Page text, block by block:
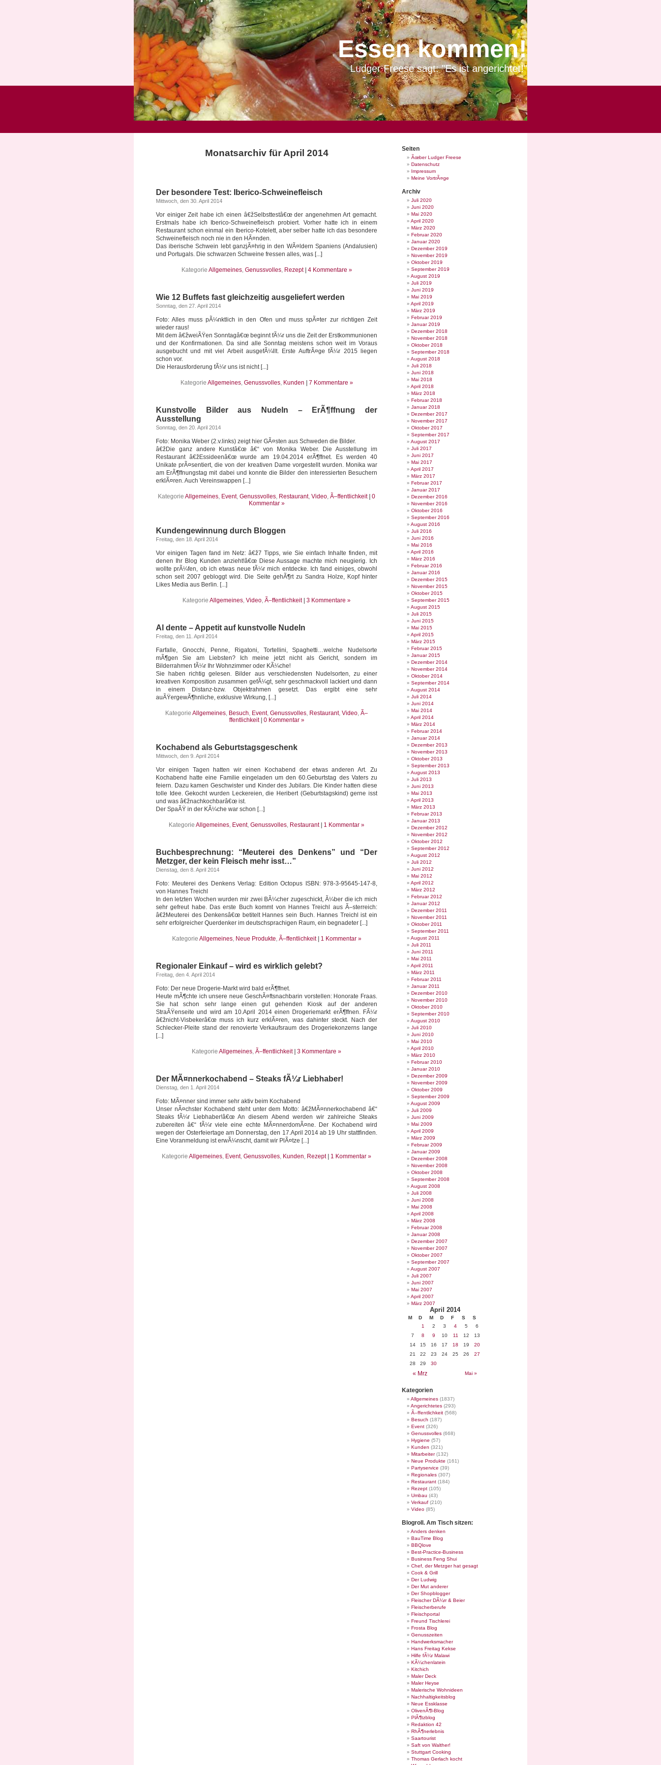
Essen kommen!
Ludger Freese sagt: "Es ist angerichtet!"
Monatsarchiv für April 2014
Der besondere Test: Iberico-Schweinefleisch
Mittwoch, den 30. April 2014
Vor einiger Zeit habe ich einen â€žSelbsttestâ€œ der angenehmen Art gemacht.
Erstmals habe ich Iberico-Schweinefleisch probiert. Vorher hatte ich in einem
Restaurant schon einmal ein Iberico-Kotelett, aber selber hatte ich das besondere
Schweinefleisch noch nie in den HÃ¤nden.
Das iberische Schwein lebt ganzjÃ¤hrig in den WÃ¤ldern Spaniens (Andalusien)
und Portugals. Die schwarzen Schweine fressen alles, was [...]
Kategorie Allgemeines, Genussvolles, Rezept 4 Kommentare »
Wie 12 Buffets fast gleichzeitig ausgeliefert werden
Sonntag, den 27. April 2014
Foto: Alles muss pÃ¼nktlich in den Ofen und muss spÃ¤ter zur richtigen Zeit
wieder raus!
Mit dem â€žweiÃŸen Sonntagâ€œ beginnt fÃ¼r uns die Zeit der Erstkommunionen
und der Konfirmationen. Da sind alle Sonntag meistens schon weit im Voraus
ausgebucht und mit viel Arbeit ausgefÃ¼llt. Erste AuftrÃ¤ge fÃ¼r 2015 liegen
schon vor.
Die Herausforderung fÃ¼r uns ist nicht [...]
Kategorie Allgemeines, Genussvolles, Kunden 7 Kommentare »
Kunstvolle Bilder aus Nudeln – ErÃ¶ffnung der
Ausstellung
Sonntag, den 20. April 2014
Foto: Monika Weber (2.v.links) zeigt hier GÃ¤sten aus Schweden die Bilder.
â€žDie ganz andere Kunstâ€œ â€“ von Monika Weber. Die Ausstellung im
Restaurant â€žEssideenâ€œ wurde am 19.04.2014 erÃ¶ffnet. Es werden 40
Unikate prÃ¤sentiert, die von der kreativen Dame vorgestellt wurden. Monika war
am ErÃ¶ffnungstag mit dabei und konnte die Bilder den interessierten Besuchern
erklÃ¤ren. Auch Vereinswappen [...]
Kategorie Allgemeines, Event, Genussvolles, Restaurant, Video, Ã–ffentlichkeit
0
Kommentar »
Kundengewinnung durch Bloggen
Freitag, den 18. April 2014
Vor einigen Tagen fand im Netz: â€ž7 Tipps, wie Sie einfach Inhalte finden, mit
denen Ihr Blog Kunden anzieht!â€œ Diese Aussage machte mich neugierig. Ich
wollte prÃ¼fen, ob ich etwas neue fÃ¼r mich entdecke. Ich fand einiges, obwohl
schon seit 2007 gebloggt wird. Die Seite gehÃ¶rt zu Sandra Holze, Kopf hinter
Likes Media aus Berlin. [...]
Kategorie Allgemeines, Video, Ã–ffentlichkeit 3 Kommentare »
Al dente – Appetit auf kunstvolle Nudeln
Freitag, den 11. April 2014
Farfalle, Gnocchi, Penne, Rigatoni, Tortellini, Spaghetti…welche Nudelsorte
mÃ¶gen Sie am Liebsten? Ich meine jetzt nicht als Gericht, sondern im
Bilderrahmen fÃ¼r Ihr Wohnzimmer oder KÃ¼che!
Sie haben richtig gelesen. Bilder aus verschiedensten Nudelsorten, zu einer
kreativen Komposition zusammen gefÃ¼gt, sehr geschmackvoll lackiert und dann
in einem Distanz-bzw. Objektrahmen gesetzt. Das ergibt eine sehr
auÃŸergewÃ¶hnliche, exklusive Wirkung, [...]
Kategorie Allgemeines, Besuch, Event, Genussvolles, Restaurant, Video, Ã–
ffentlichkeit
0 Kommentar »
Kochabend als Geburtstagsgeschenk
Mittwoch, den 9. April 2014
Vor einigen Tagen hatten wir einen Kochabend der etwas anderen Art. Zu
Kochabend hatte eine Familie eingeladen um den 60.Geburtstag des Vaters zu
feiern. Dazu kamen Geschwister und Kinder des Jubilars. Die Kinder hatten diese
tolle Idee. Gekocht wurden Leckereien, die Heribert (Geburtstagskind) gerne isst
und was â€žnachkochbarâ€œ ist.
Der SpaÃŸ in der KÃ¼che war schon [...]
Kategorie Allgemeines, Event, Genussvolles, Restaurant 1 Kommentar »
Buchbesprechnung: “Meuterei des Denkens” und “Der
Metzger, der kein Fleisch mehr isst…”
Dienstag, den 8. April 2014
Foto: Meuterei des Denkens Verlag: Edition Octopus ISBN: 978-3-95645-147-8,
von Hannes Treichl
In den letzten Wochen wurden mir zwei BÃ¼cher zugeschickt, Ã¼ber die ich mich
sehr gefreut habe. Das erste Buch kommt von Hannes Treichl aus Ã–sterreich:
â€žMeuterei des Denkensâ€œ betitelt Hannes sein Buch. Hannes Treichl ist ein
sehr erfolgreicher Querdenker im deutschsprachigen Raum, ein begnadeter [...]
Kategorie Allgemeines, Neue Produkte, Ã–ffentlichkeit 1 Kommentar »
Regionaler Einkauf – wird es wirklich gelebt?
Freitag, den 4. April 2014
Foto: Der neue Drogerie-Markt wird bald erÃ¶ffnet.
Heute mÃ¶chte ich unsere neue GeschÃ¤ftsnachbarin vorstellen: Honorate Fraas.
Sie hat schon sehr lange einen gut gehenden Kiosk auf der anderen
StraÃŸenseite und wird am 10.April 2014 einen Drogeriemarkt erÃ¶ffnen. FÃ¼r
â€žnicht-Visbekerâ€œ muss ich kurz erklÃ¤ren, was dahinter steckt. Nach der
Schlecker-Pleite stand der renovierte Verkaufsraum des Drogeriekonzerns lange
[...]
Kategorie Allgemeines, Ã–ffentlichkeit 3 Kommentare »
Der MÃ¤nnerkochabend – Steaks fÃ¼r Liebhaber!
Dienstag, den 1. April 2014
Foto: MÃ¤nner sind immer sehr aktiv beim Kochabend
Unser nÃ¤chster Kochabend steht unter dem Motto: â€žMÃ¤nnerkochabend â€“
Steaks fÃ¼r Liebhaber!â€œ An diesem Abend werden wir zahlreiche Steaks
zubereiten â€“ fÃ¼r viele eine echte MÃ¤nnerdomÃ¤ne. Der Kochabend wird
wegen der Osterfeiertage am Donnerstag, den 17.April 2014 ab 19 Uhr stattfinden.
Eine Voranmeldung ist erwÃ¼nscht, damit wir PlÃ¤tze [...]
Kategorie Allgemeines, Event, Genussvolles, Kunden, Rezept 1 Kommentar »
Seiten
Ãœber Ludger Freese
Datenschutz
Impressum
Meine VortrÃ¤ge
Archiv
Juli 2020
Juni 2020
Mai 2020
April 2020
März 2020
Februar 2020
Januar 2020
Dezember 2019
November 2019
Oktober 2019
September 2019
August 2019
Juli 2019
Juni 2019
Mai 2019
April 2019
März 2019
Februar 2019
Januar 2019
Dezember 2018
November 2018
Oktober 2018
September 2018
August 2018
Juli 2018
Juni 2018
Mai 2018
April 2018
März 2018
Februar 2018
Januar 2018
Dezember 2017
November 2017
Oktober 2017
September 2017
August 2017
Juli 2017
Juni 2017
Mai 2017
April 2017
März 2017
Februar 2017
Januar 2017
Dezember 2016
November 2016
Oktober 2016
September 2016
August 2016
Juli 2016
Juni 2016
Mai 2016
April 2016
März 2016
Februar 2016
Januar 2016
Dezember 2015
November 2015
Oktober 2015
September 2015
August 2015
Juli 2015
Juni 2015
Mai 2015
April 2015
März 2015
Februar 2015
Januar 2015
Dezember 2014
November 2014
Oktober 2014
September 2014
August 2014
Juli 2014
Juni 2014
Mai 2014
April 2014
März 2014
Februar 2014
Januar 2014
Dezember 2013
November 2013
Oktober 2013
September 2013
August 2013
Juli 2013
Juni 2013
Mai 2013
April 2013
März 2013
Februar 2013
Januar 2013
Dezember 2012
November 2012
Oktober 2012
September 2012
August 2012
Juli 2012
Juni 2012
Mai 2012
April 2012
März 2012
Februar 2012
Januar 2012
Dezember 2011
November 2011
Oktober 2011
September 2011
August 2011
Juli 2011
Juni 2011
Mai 2011
April 2011
März 2011
Februar 2011
Januar 2011
Dezember 2010
November 2010
Oktober 2010
September 2010
August 2010
Juli 2010
Juni 2010
Mai 2010
April 2010
März 2010
Februar 2010
Januar 2010
Dezember 2009
November 2009
Oktober 2009
September 2009
August 2009
Juli 2009
Juni 2009
Mai 2009
April 2009
März 2009
Februar 2009
Januar 2009
Dezember 2008
November 2008
Oktober 2008
September 2008
August 2008
Juli 2008
Juni 2008
Mai 2008
April 2008
März 2008
Februar 2008
Januar 2008
Dezember 2007
November 2007
Oktober 2007
September 2007
August 2007
Juli 2007
Juni 2007
Mai 2007
April 2007
März 2007
April 2014
M D M D F S S
« Mrz Mai »
1 2 3 4 5
6
7
8 9 10 11 12
13
14
15 16 17 18 19
20
21
22 23 24 25 26
27
28
29 30
Kategorien
Allgemeines (1837)
Angerichtetes (293)
Ã–ffentlichkeit (568)
Besuch (187)
Event (326)
Genussvolles (668)
Hygiene (57)
Kunden (321)
Mitarbeiter(132)
Neue Produkte (161)
Partyservice (39)
Regionales (307)
Restaurant (184)
Rezept (105)
Umbau (43)
Verkauf (210)
Video (85)
Blogroll. Am Tisch sitzen:
Anders denken
BauTime Blog
BBQlove
Best-Practice-Business
Business Feng Shui
Chef, der Metzger hat gesagt
Cook & Grill
Der Ludwig
Der Mut anderer
Der Shopblogger
Fleischer DÃ¼rr & Beier
Fleischerberufe
Fleischportal
Freund Tischlerei
Frosta Blog
Genusszeiten
Handwerksmacher
Hans Freitag Kekse
Hilfe fÃ¼r Malawi
KÃ¼chenlatein
Kitchich
Maler Deck
Maler Heyse
Malerische Wohnideen
Nachhaltigkeitsblog
Neue Essklasse
OlivenÃ¶l-Blog
PlÃ¶tzblog
Redaktion 42
RhÃ¶nerlebnis
Saartourist
Saft von Walther!
Stuttgart Cooking
Thomas Gerlach kocht